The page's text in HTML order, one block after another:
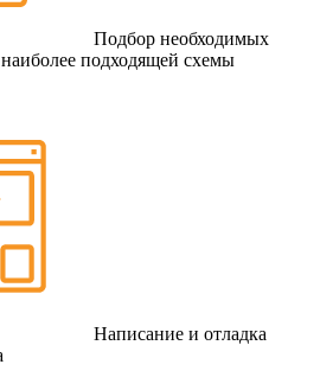
Подбор необходимых
подходящей схемы
Написание и отладка